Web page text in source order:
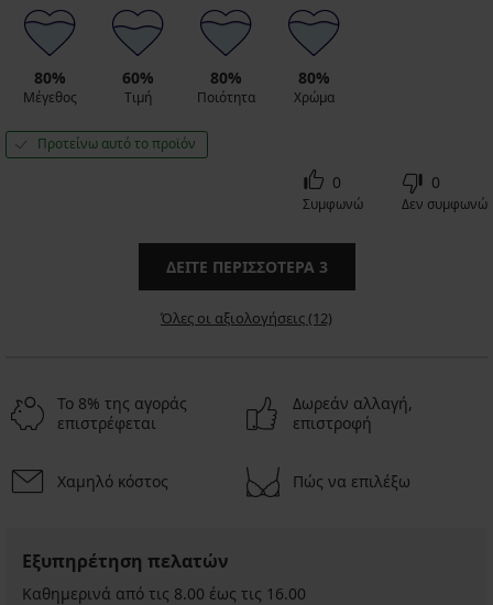
80%
Μέγεθος
60%
Τιμή
80%
Ποιότητα
80%
Χρώμα
Προτείνω αυτό το προϊόν
0
Συμφωνώ
0
Δεν συμφωνώ
ΔΕΊΤΕ ΠΕΡΙΣΣΌΤΕΡΑ 3
Όλες οι αξιολογήσεις (12)
Το 8% της αγοράς
επιστρέφεται
Δωρεάν αλλαγή,
επιστροφή
Χαμηλό κόστος Πώς να επιλέξω
Εξυπηρέτηση πελατών
Καθημερινά από τις 8.00 έως τις 16.00